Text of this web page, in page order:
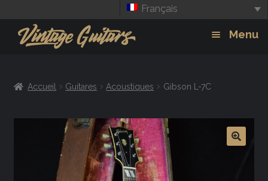
Français
Menu
Amplis
Effets
Accueil Guitares Acoustiques Gibson L-7C